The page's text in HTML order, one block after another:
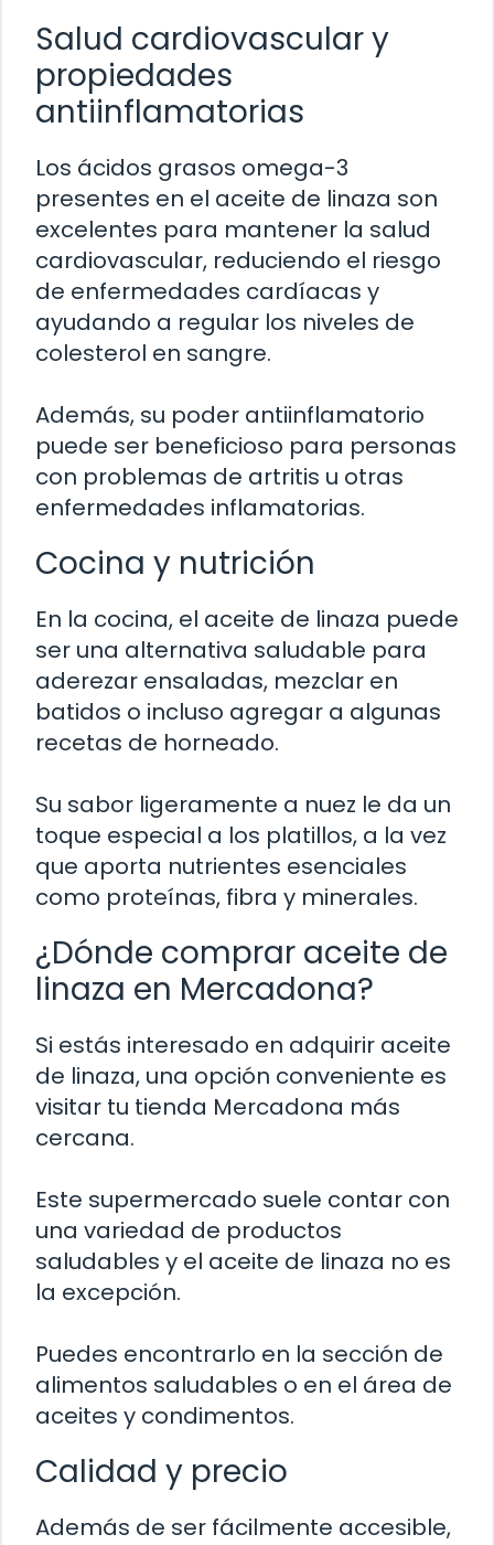
Salud cardiovascular y
propiedades
antiinflamatorias
Los ácidos grasos omega-3
presentes en el aceite de linaza son
excelentes para mantener la salud
cardiovascular, reduciendo el riesgo
de enfermedades cardíacas y
ayudando a regular los niveles de
colesterol en sangre.
Además, su poder antiinflamatorio
puede ser beneficioso para personas
con problemas de artritis u otras
enfermedades inflamatorias.
Cocina y nutrición
En la cocina, el aceite de linaza puede
ser una alternativa saludable para
aderezar ensaladas, mezclar en
batidos o incluso agregar a algunas
recetas de horneado.
Su sabor ligeramente a nuez le da un
toque especial a los platillos, a la vez
que aporta nutrientes esenciales
como proteínas, fibra y minerales.
¿Dónde comprar aceite de
linaza en Mercadona?
Si estás interesado en adquirir aceite
de linaza, una opción conveniente es
visitar tu tienda Mercadona más
cercana.
Este supermercado suele contar con
una variedad de productos
saludables y el aceite de linaza no es
la excepción.
Puedes encontrarlo en la sección de
alimentos saludables o en el área de
aceites y condimentos.
Calidad y precio
Además de ser fácilmente accesible,